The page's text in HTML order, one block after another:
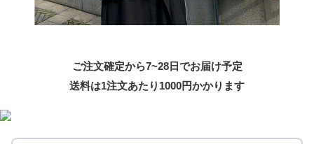
ご注文確定から7~28日でお届け予定
送料は1注文あたり 1000円かかります